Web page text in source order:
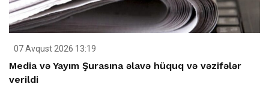
07 Avqust 2026 13:19
Media və Yayım Şurasına əlavə hüquq və vəzifələr
verildi